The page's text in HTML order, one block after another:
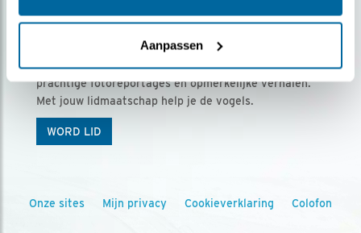
Aanpassen
Ontvang 5 x Vogels voor € 36,00 per jaar
Vogels is het tijdschrift voor onze leden, met
prachtige fotoreportages en opmerkelijke verhalen.
Met jouw lidmaatschap help je de vogels.
WORD LID
Onze sites Mijn privacy Cookieverklaring Colofon